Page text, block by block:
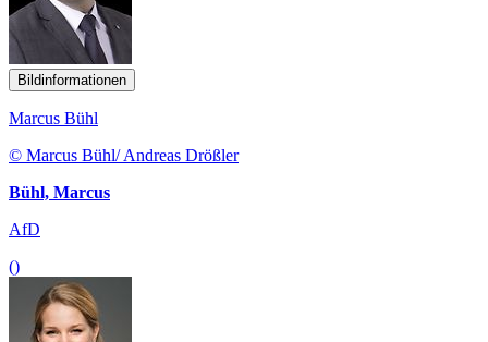
Bildinformationen
Marcus Bühl
© Marcus Bühl/ Andreas Drößler
Bühl, Marcus
AfD
()